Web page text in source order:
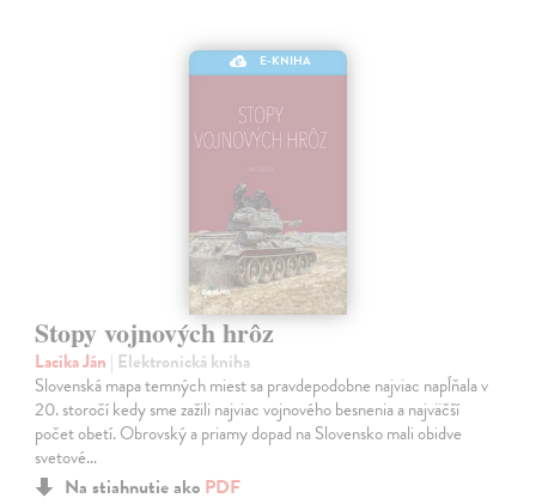
E-KNIHA
Stopy vojnových hrôz
Lacika Ján | Elektronická kniha
Slovenská mapa temných miest sa pravdepodobne najviac napĺňala v
20. storočí kedy sme zažili najviac vojnového besnenia a najväčší
počet obetí. Obrovský a priamy dopad na Slovensko mali obidve
svetové…
Na stiahnutie ako PDF